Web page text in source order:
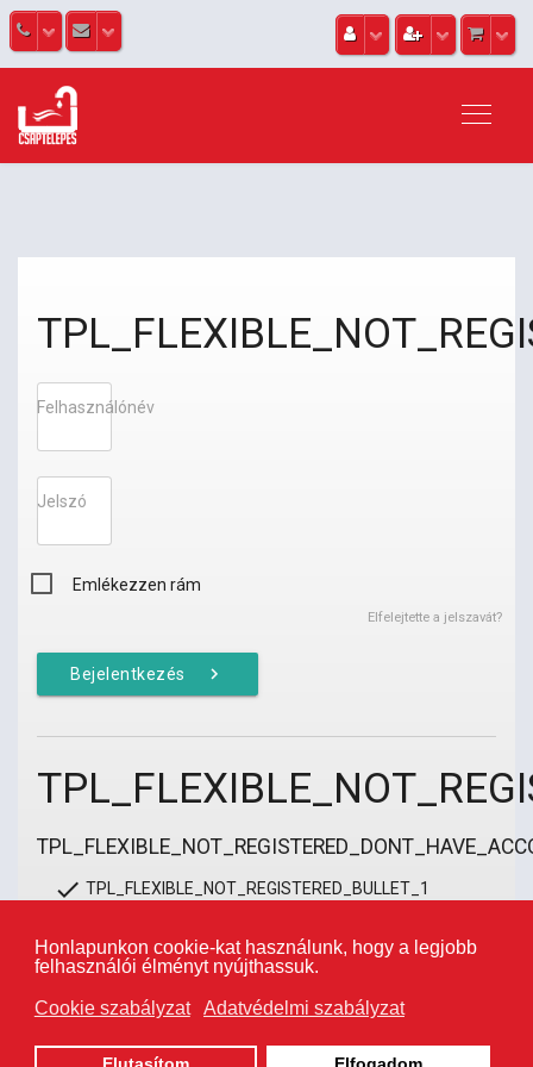
Honlapunkon cookie-kat használunk, hogy a legjobb
felhasználói élményt nyújthassuk.
Cookie szabályzat Adatvédelmi szabályzat
Felhasználónév
Jelszó
Emlékezzen rám
Elfelejtette a jelszavát?
Bejelentkezés chevron_right
done TPL_FLEXIBLE_NOT_REGISTERED_BULLET_1
doneTPL_FLEXIBLE_NOT_REGISTERED_BULLET_3
Fiók létrehozása és irány a pénztár